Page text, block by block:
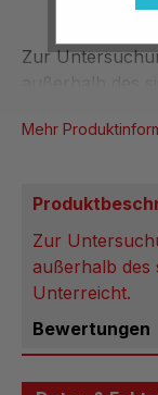
Zur
Mehr
Zur
außerhalb des
Unterreicht.
Bewertungen